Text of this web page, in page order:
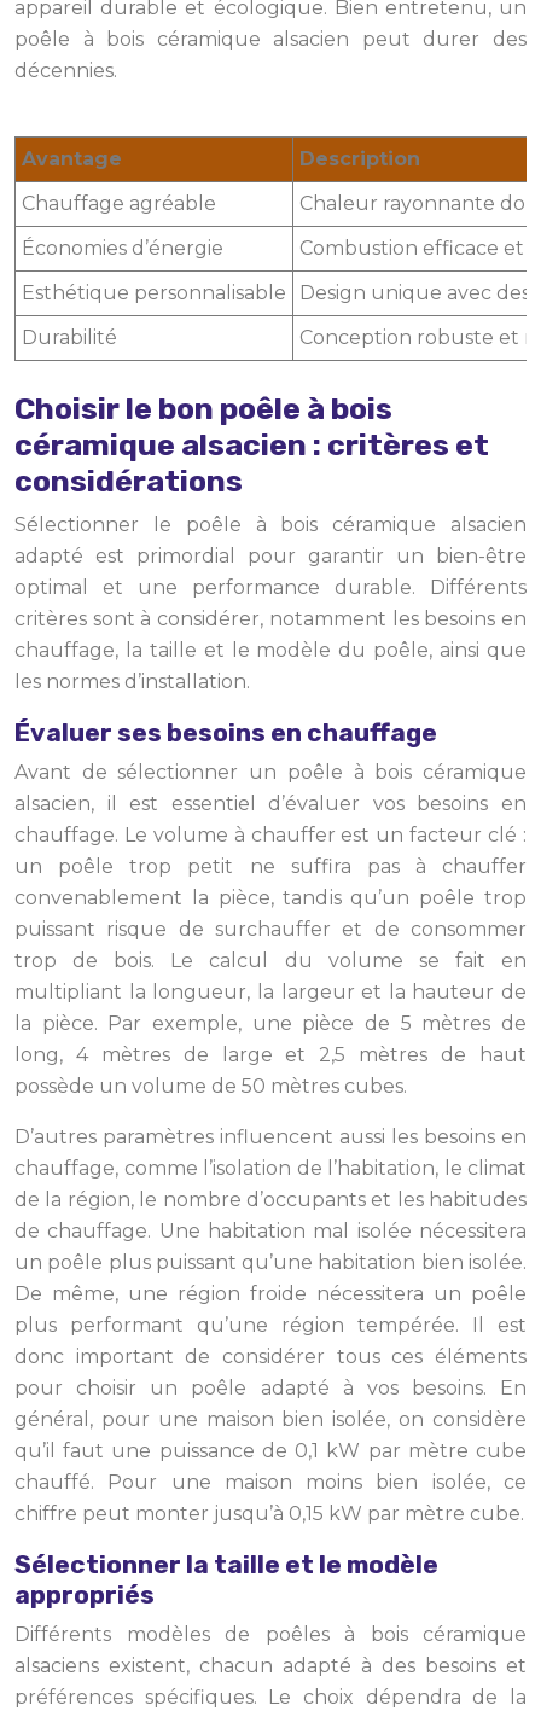
appareil durable et écologique. Bien entretenu, un
poêle à bois céramique alsacien peut durer des
décennies.
Avantage
Description
Chauffage agréable
Chaleur rayonnante
Économies d’énergie
Combustion efficace et
Esthétique personnalisable
Design unique avec des
Durabilité
Conception robuste et
Choisir le bon poêle à bois
céramique alsacien : critères et
considérations
Sélectionner le poêle à bois céramique alsacien
adapté est primordial pour garantir un bien-être
optimal et une performance durable. Différents
critères sont à considérer, notamment les besoins en
chauffage, la taille et le modèle du poêle, ainsi que
les normes d’installation.
Évaluer ses besoins en chauffage
Avant de sélectionner un poêle à bois céramique
alsacien, il est essentiel d’évaluer vos besoins en
chauffage. Le volume à chauffer est un facteur clé :
un poêle trop petit ne suffira pas à chauffer
convenablement la pièce, tandis qu’un poêle trop
puissant risque de surchauffer et de consommer
trop de bois. Le calcul du volume se fait en
multipliant la longueur, la largeur et la hauteur de
la pièce. Par exemple, une pièce de 5 mètres de
long, 4 mètres de large et 2,5 mètres de haut
possède un volume de 50 mètres cubes.
D’autres paramètres influencent aussi les besoins en
chauffage, comme l’isolation de l’habitation, le climat
de la région, le nombre d’occupants et les habitudes
de chauffage. Une habitation mal isolée nécessitera
un poêle plus puissant qu’une habitation bien isolée.
De même, une région froide nécessitera un poêle
plus performant qu’une région tempérée. Il est
donc important de considérer tous ces éléments
pour choisir un poêle adapté à vos besoins. En
général, pour une maison bien isolée, on considère
qu’il faut une puissance de 0,1 kW par mètre cube
chauffé. Pour une maison moins bien isolée, ce
chiffre peut monter jusqu’à 0,15 kW par mètre cube.
Sélectionner la taille et le modèle
appropriés
Différents modèles de poêles à bois céramique
alsaciens existent, chacun adapté à des besoins et
préférences spécifiques. Le choix dépendra de la